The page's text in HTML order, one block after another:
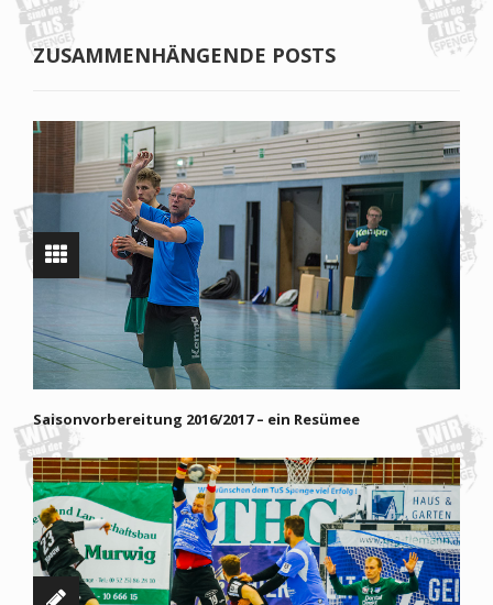
ZUSAMMENHÄNGENDE POSTS
Saisonvorbereitung 2016/2017 – ein Resümee